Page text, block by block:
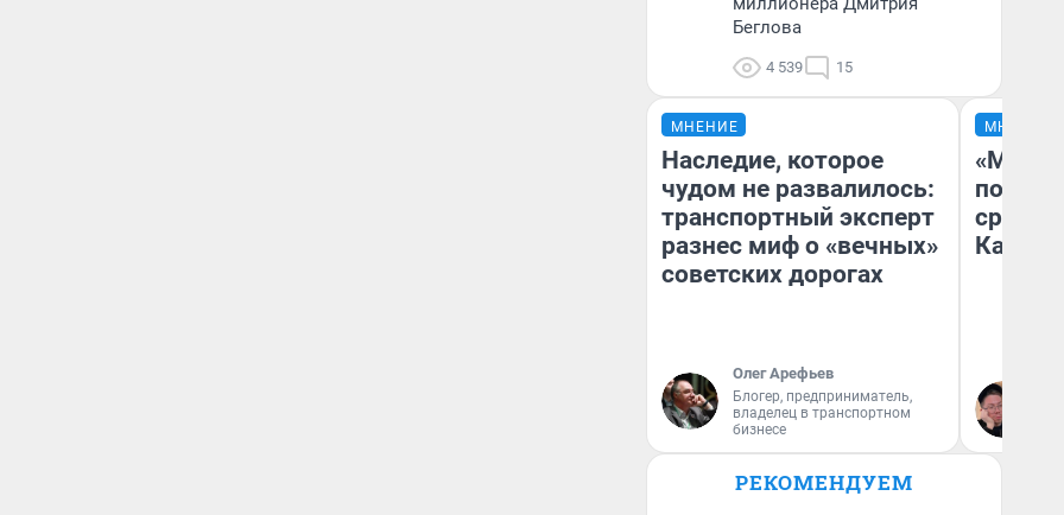
Беглова
4 539 15
МНЕНИЕ
Наследие, которое
чудом не развалилось:
транспортный эксперт
разнес миф о «вечных»
советских дорогах
Олег Арефьев
Блогер, предприниматель,
владелец в транспортном
бизнесе
МНЕНИЕ
РЕКОМЕНДУЕМ